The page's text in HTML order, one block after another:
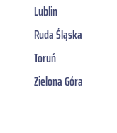
Lublin
Ruda Śląska
Toruń
Zielona Góra